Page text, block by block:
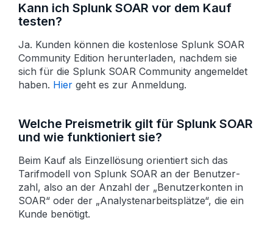
Kann ich Splunk SOAR vor dem Kauf
testen?
Ja. Kunden können die kostenlose Splunk SOAR
Community Edition herunterladen, nachdem sie
sich für die Splunk SOAR Community angemeldet
haben. Hier geht es zur Anmeldung.
Welche Preismetrik gilt für Splunk SOAR
und wie funktioniert sie?
Beim Kauf als Einzellösung orientiert sich das
Tarif­modell von Splunk SOAR an der Benutzer­
zahl, also an der Anzahl der „Benutzer­konten in
SOAR“ oder der „Analysten­arbeitsplätze“, die ein
Kunde benötigt.